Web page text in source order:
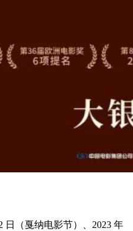
日（戛纳电影节）、2023 年